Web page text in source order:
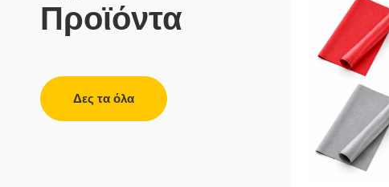
Προϊόντα
Δες τα όλα